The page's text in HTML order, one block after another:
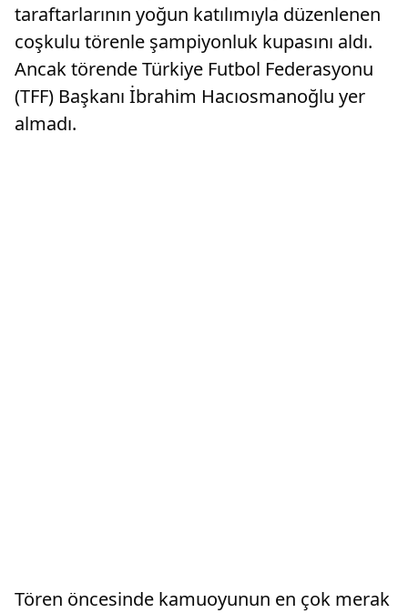
taraftarlarının yoğun katılımıyla düzenlenen
coşkulu törenle şampiyonluk kupasını aldı.
Ancak törende Türkiye Futbol Federasyonu
(TFF) Başkanı İbrahim Hacıosmanoğlu yer
almadı.
Tören öncesinde kamuoyunun en çok merak